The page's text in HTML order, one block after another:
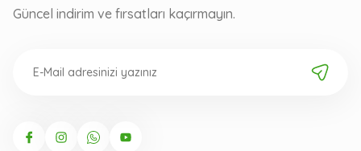
Güncel indirim ve fırsatları kaçırmayın.